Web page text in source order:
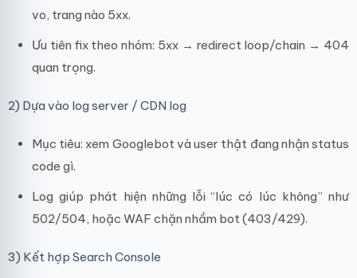
vo, trang nào 5xx.
Ưu tiên fix theo nhóm: 5xx → redirect loop/chain → 404
quan trọng.
2) Dựa vào log server / CDN log
Mục tiêu: xem Googlebot và user thật đang nhận status
code gì.
Log giúp phát hiện những lỗi “lúc có lúc không” như
502/504, hoặc WAF chặn nhầm bot (403/429).
3) Kết hợp Search Console